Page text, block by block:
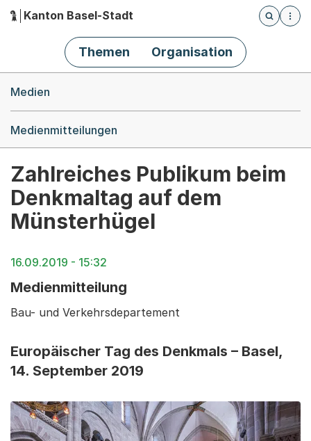
Hauptnavigation
Kanton Basel-Stadt
Öffnet
Themen Organisation
Medien
Medienmitteilungen
Zahlreiches Publikum beim
Denkmaltag auf dem
Münsterhügel
16.09.2019 - 15:32
Medienmitteilung
Bau- und Verkehrsdepartement
Europäischer Tag des Denkmals – Basel,
14. September 2019